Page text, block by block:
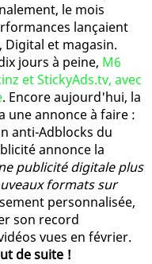
le mois
lançaient
et magasin.
jours à peine, M6
et StickyAds.tv, avec
. Encore aujourd'hui, la
une annonce à faire :
anti-Adblocks du
annonce la
publicité digitale plus
formats sur
personnalisée,
son record
vues en février.
de suite !